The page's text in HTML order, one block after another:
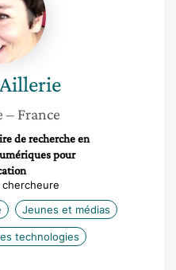
Aillerie
– France
de recherche en
pour
Jeunes et médias
technologies